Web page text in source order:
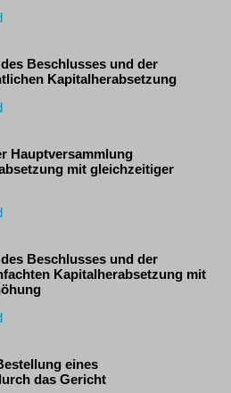
Beschlusses und der
Kapitalherabsetzung
Hauptversammlung
mit gleichzeitiger
Beschlusses und der
Kapitalherabsetzung mit
eines
das Gericht